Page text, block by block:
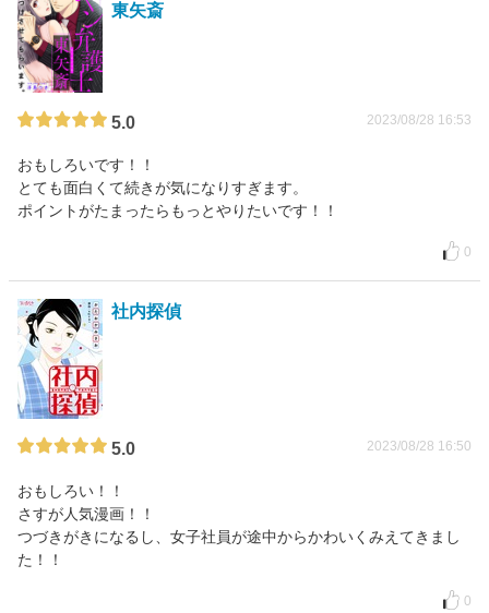
東矢斎
5.0 2023/08/28 16:53
おもしろいです！！
とても面白くて続きが気になりすぎます。
ポイントがたまったらもっとやりたいです！！
0
社内探偵
5.0 2023/08/28 16:50
おもしろい！！
さすが人気漫画！！
つづきがきになるし、女子社員が途中からかわいくみえてきまし
た！！
0